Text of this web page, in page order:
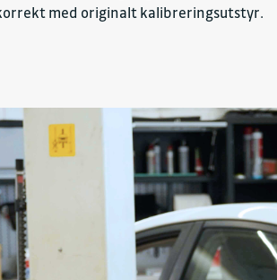
med originalt kalibreringsutstyr.